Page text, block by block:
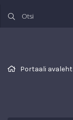
Portaali avaleht